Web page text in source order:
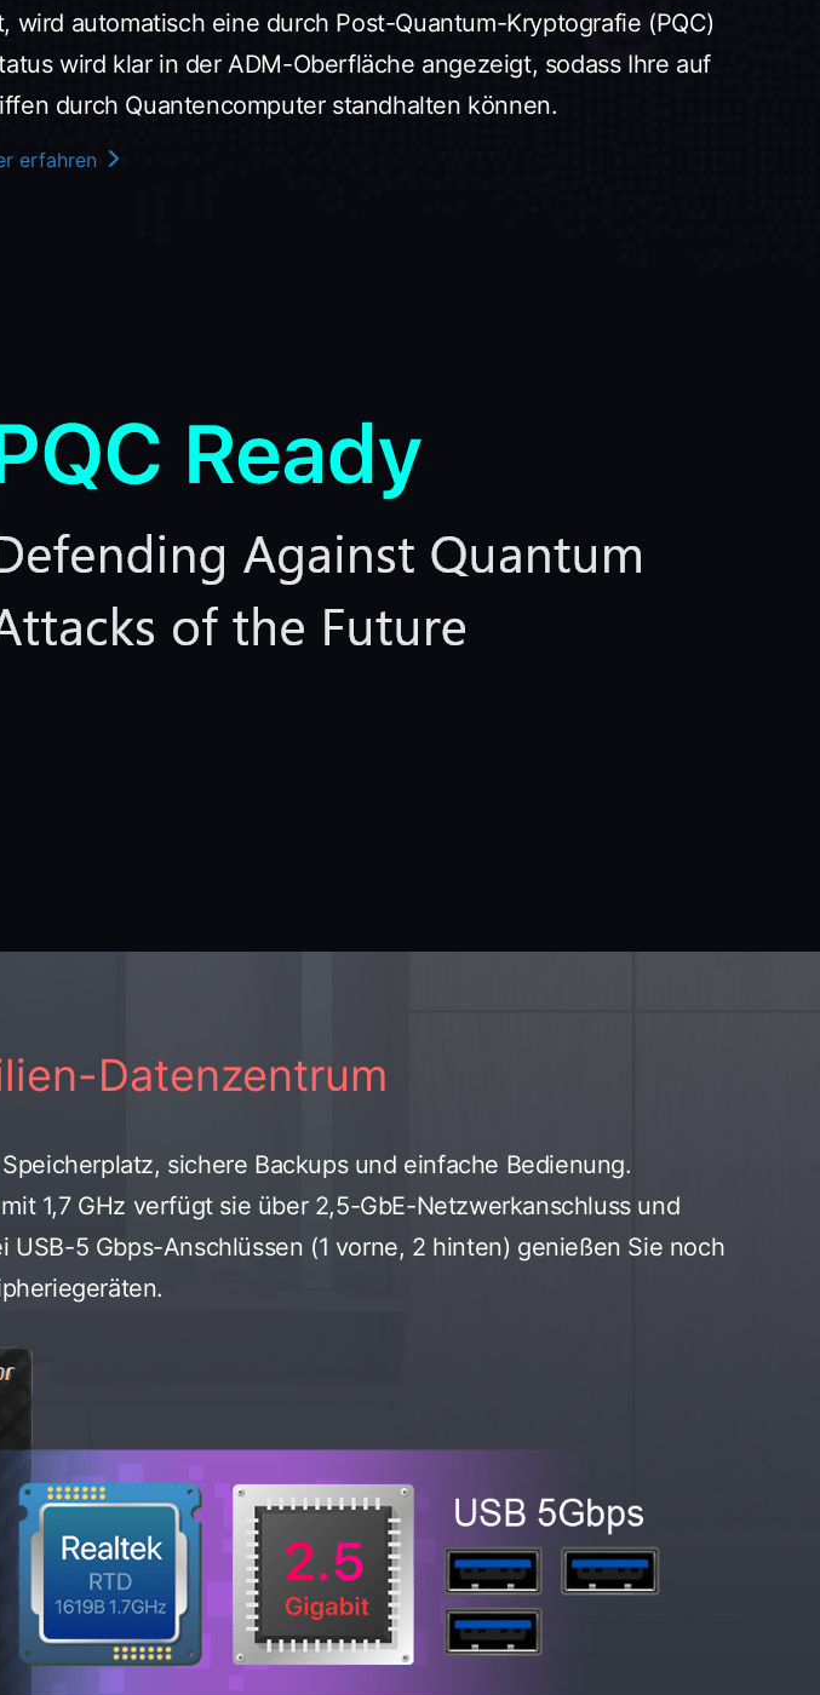
wird automatisch eine durch Post-Quantum-Kryptografie (PQC)
wird klar in der ADM-Oberfläche angezeigt, sodass Ihre auf
durch Quantencomputer standhalten können.
erfahren
Datenzentrum
sichere Backups und einfache Bedienung.
1,7 GHz verfügt sie über 2,5-GbE-Netzwerkanschluss und
5 Gbps-Anschlüssen (1 vorne, 2 hinten) genießen Sie noch